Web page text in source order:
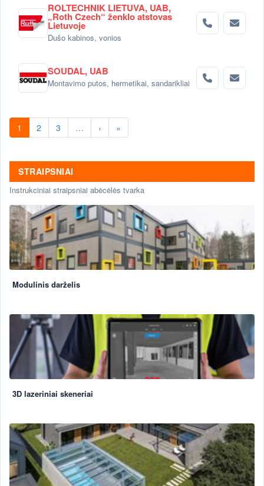
ROLTECHNIK LIETUVA, UAB,
„Roth Czech“ ženklo atstovas
Lietuvoje
Dušo kabinos, vonios
SOUDAL, UAB
Montavimo putos, hermetikai, sandarikliai
1 2 3 … › »
STRAIPSNIAI
Instrukciniai straipsniai abėcėlės tvarka
Modulinis darželis
3D lazeriniai skeneriai